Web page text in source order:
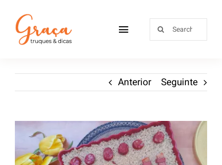
Receitas
Sobre
Loja
Anterior Seguinte